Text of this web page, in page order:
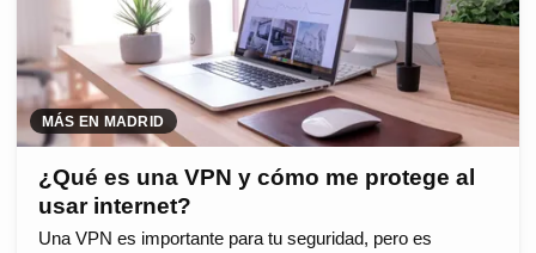
MÁS EN MADRID
¿Qué es una VPN y cómo me protege al
usar internet?
Una VPN es importante para tu seguridad, pero es